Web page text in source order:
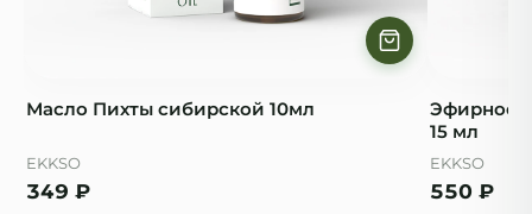
Масло Пихты сибирской 10мл
EKKSO
349 ₽
Эфирное
15 мл
EKKSO
550 ₽